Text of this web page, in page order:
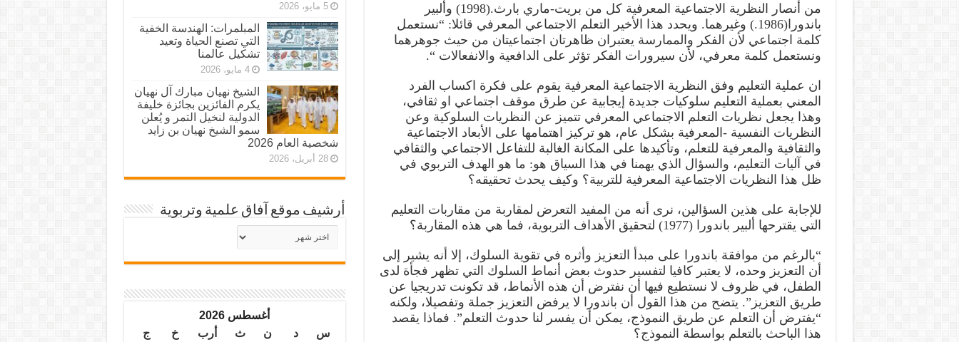
من أنصار النظرية الاجتماعية المعرفية كل من بريت-ماري بارث.(1998) وألبير
باندورا(1986.) وغيرهما. ويحدد هذا الأخير التعلم الاجتماعي المعرفي قائلا: “نستعمل
كلمة اجتماعي لأن الفكر والممارسة يعتبران ظاهرتان اجتماعيتان من حيث جوهرهما
ونستعمل كلمة معرفي، لأن سيرورات الفكر تؤثر على الدافعية والانفعالات “.
ان عملية التعليم وفق النظرية الاجتماعية المعرفية يقوم على فكرة اكساب الفرد
المعني بعملية التعليم سلوكيات جديدة إيجابية عن طرق موقف اجتماعي او ثقافي،
وهذا يجعل نظريات التعلم الاجتماعي المعرفي تتميز عن النظريات السلوكية وعن
النظريات النفسية -المعرفية بشكل عام، هو تركيز اهتمامها على الأبعاد الاجتماعية
والثقافية والمعرفية للتعلم، وتأكيدها على المكانة الغالبة للتفاعل الاجتماعي والثقافي
في آليات التعليم، والسؤال الذي يهمنا في هذا السياق هو: ما هو الهدف التربوي في
ظل هذا النظريات الاجتماعية المعرفية للتربية؟ وكيف يحدث تحقيقه؟
للإجابة على هذين السؤالين، نرى أنه من المفيد التعرض لمقاربة من مقاربات التعليم
التي يقترحها ألبير باندورا (1977) لتحقيق الأهداف التربوية، فما هي هذه المقاربة؟
“بالرغم من موافقة باندورا على مبدأ التعزيز وأثره في تقوية السلوك، إلا أنه يشير إلى
أن التعزيز وحده، لا يعتبر كافيا لتفسير حدوث بعض أنماط السلوك التي تظهر فجأة لدى
الطفل، في ظروف لا نستطيع فيها أن نفترض أن هذه الأنماط، قد تكونت تدريجيا عن
طريق التعزيز”. يتضح من هذا القول أن باندورا لا يرفض التعزيز جملة وتفصيلا، ولكنه
“يفترض أن التعلم عن طريق النموذج، يمكن أن يفسر لنا حدوث التعلم”. فماذا يقصد
هذا الباحث بالتعلم بواسطة النموذج؟
5 مايو، 2026
المبلمرات: الهندسة الخفية
التي تصنع الحياة وتعيد
تشكيل عالمنا
4 مايو، 2026
الشيخ نهيان مبارك آل نهيان
يكرم الفائزين بجائزة خليفة
الدولية لنخيل التمر و يُعلن
سمو الشيخ نهيان بن زايد
شخصية العام 2026
28 أبريل، 2026
أرشيف موقع آفاق علمية وتربوية
أرشيف
موقع
أغسطس 2026
س
د ن ث أرب خ
ج